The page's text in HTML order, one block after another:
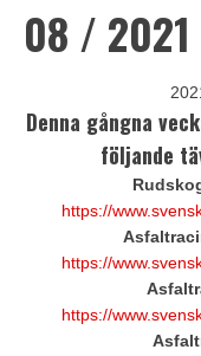
08 / 2021
Denna gångna
följande
https://
https://
https://